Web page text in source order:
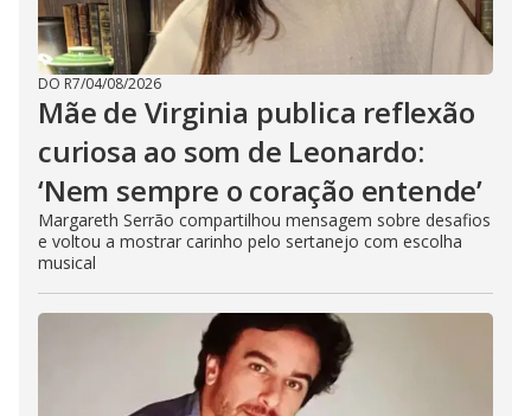
DO R7/04/08/2026
Mãe de Virginia publica reflexão
curiosa ao som de Leonardo:
‘Nem sempre o coração entende’
Margareth Serrão compartilhou mensagem sobre desafios
e voltou a mostrar carinho pelo sertanejo com escolha
musical